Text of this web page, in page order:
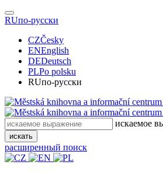
RUпо-русски
CZČesky
ENEnglish
DEDeutsch
PLPo polsku
RUпо-русски
искаемое
искать
расширенный поиск